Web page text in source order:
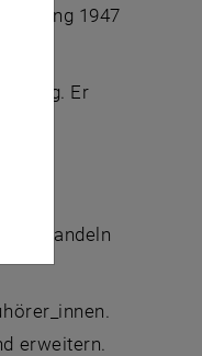
1947
Er
Handeln
erweitern.